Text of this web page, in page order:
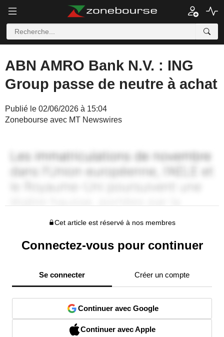
ABN AMRO Bank N.V. : ING
Group passe de neutre à achat
Publié le 02/06/2026 à 15:04
Zonebourse avec MT Newswires
Cet article est réservé à nos membres
Connectez-vous pour continuer
Se connecter Créer un compte
Continuer avec Google
Continuer avec Apple